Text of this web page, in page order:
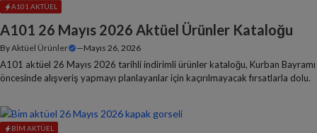
A101 AKTÜEL
A101 26 Mayıs 2026 Aktüel Ürünler Kataloğu
ByAktüel Ürünler —Mayıs 26, 2026
A101 aktüel 26 Mayıs 2026 tarihli indirimli ürünler kataloğu, Kurban Bayramı
öncesinde alışveriş yapmayı planlayanlar için kaçırılmayacak fırsatlarla dolu.
BIM AKTÜEL